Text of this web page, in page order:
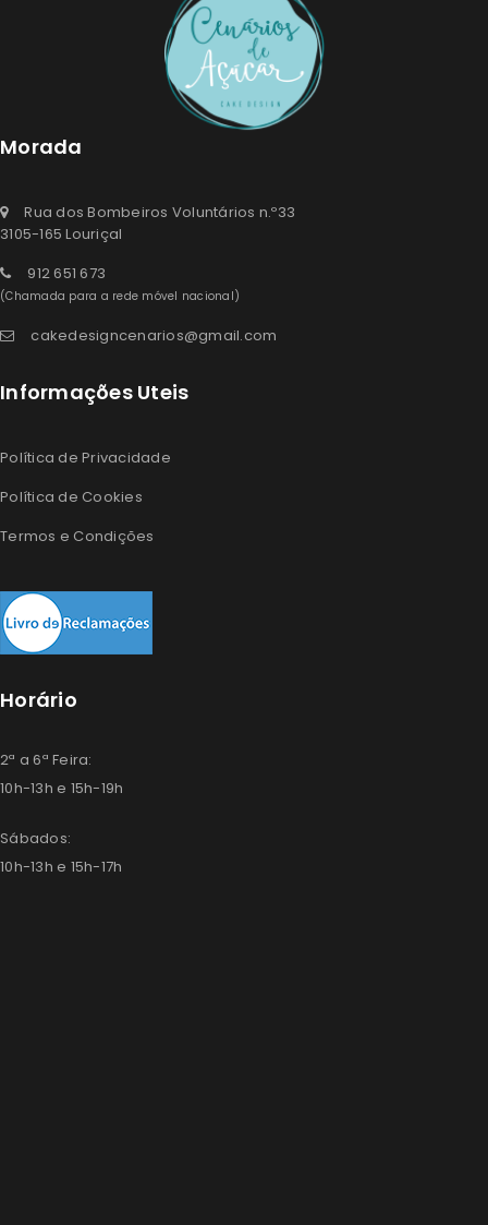
Morada
Rua dos Bombeiros Voluntários n.º33
3105-165 Louriçal
912 651 673
(Chamada para a rede móvel nacional)
cakedesigncenarios@gmail.com
Informações Uteis
Política de Privacidade
Política de Cookies
Termos e Condições
Horário
2ª a 6ª Feira:
10h-13h e 15h-19h
Sábados:
10h-13h e 15h-17h